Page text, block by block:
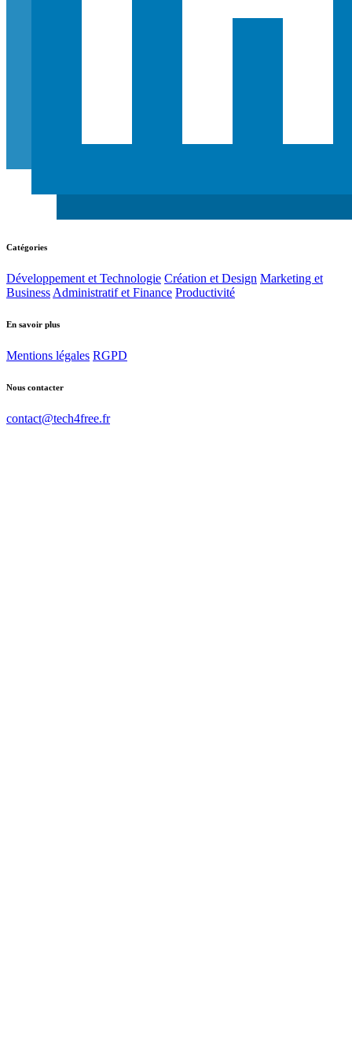
Catégories
Développement et Technologie Création et Design Marketing et
Business Administratif et Finance Productivité
En savoir plus
Mentions légales RGPD
Nous contacter
contact@tech4free.fr